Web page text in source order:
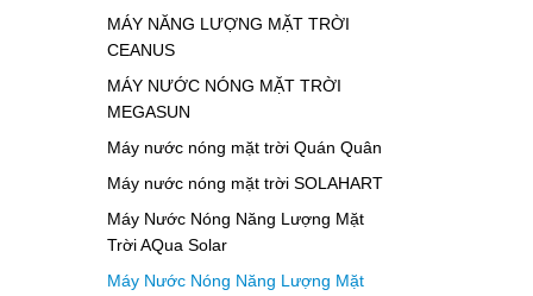
MÁY NĂNG LƯỢNG MẶT TRỜI
CEANUS
MÁY NƯỚC NÓNG MẶT TRỜI
MEGASUN
Máy nước nóng mặt trời Quán Quân
Máy nước nóng mặt trời SOLAHART
Máy Nước Nóng Năng Lượng Mặt
Trời AQua Solar
Máy Nước Nóng Năng Lượng Mặt